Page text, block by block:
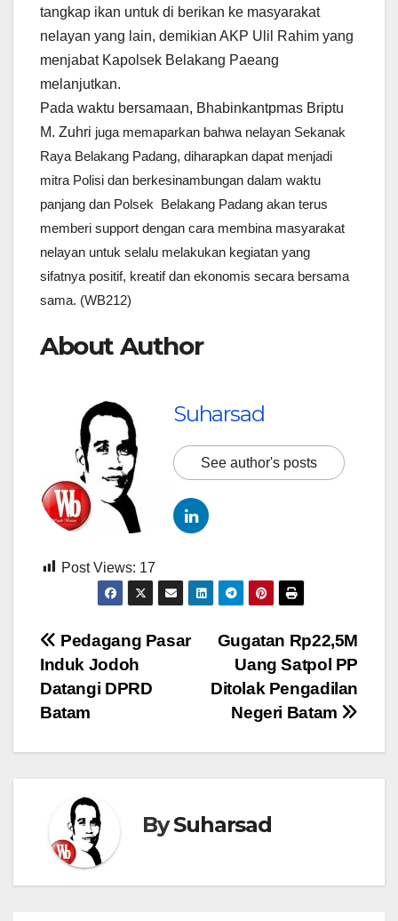
tangkap ikan untuk di berikan ke masyarakat
nelayan yang lain, demikian AKP Ulil Rahim yang
menjabat Kapolsek Belakang Paeang
melanjutkan.
Pada waktu bersamaan, Bhabinkantpmas Briptu
M. Zuhri juga memaparkan bahwa nelayan Sekanak
Raya Belakang Padang, diharapkan dapat menjadi
mitra Polisi dan berkesinambungan dalam waktu
panjang dan Polsek Belakang Padang akan terus
memberi support dengan cara membina masyarakat
nelayan untuk selalu melakukan kegiatan yang
sifatnya positif, kreatif dan ekonomis secara bersama
sama. (WB212)
About Author
Suharsad
See author's posts
Post Views: 17
Navigasi
pos
Gugatan Rp22,5M
Uang Satpol PP
Ditolak Pengadilan
Negeri Batam
Pedagang Pasar
Induk Jodoh
Datangi DPRD
Batam
BySuharsad